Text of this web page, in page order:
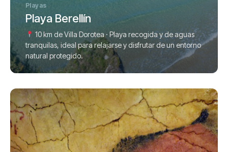
Playas
Playa Berellín
10 km de Villa Dorotea · Playa recogida y de aguas
tranquilas, ideal para relajarse y disfrutar de un entorno
natural protegido.